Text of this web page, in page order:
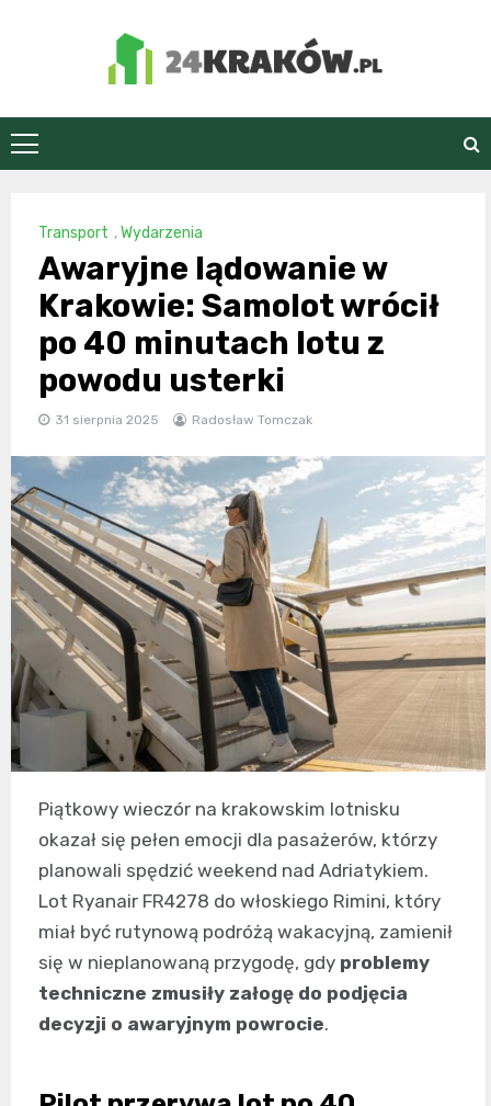
24Kraków.pl
Transport ,Wydarzenia
Awaryjne lądowanie w
Krakowie: Samolot wrócił
po 40 minutach lotu z
powodu usterki
31 sierpnia 2025 Radosław Tomczak
Piątkowy wieczór na krakowskim lotnisku
okazał się pełen emocji dla pasażerów, którzy
planowali spędzić weekend nad Adriatykiem.
Lot Ryanair FR4278 do włoskiego Rimini, który
miał być rutynową podróżą wakacyjną, zamienił
się w nieplanowaną przygodę, gdy problemy
techniczne zmusiły załogę do podjęcia
decyzji o awaryjnym powrocie.